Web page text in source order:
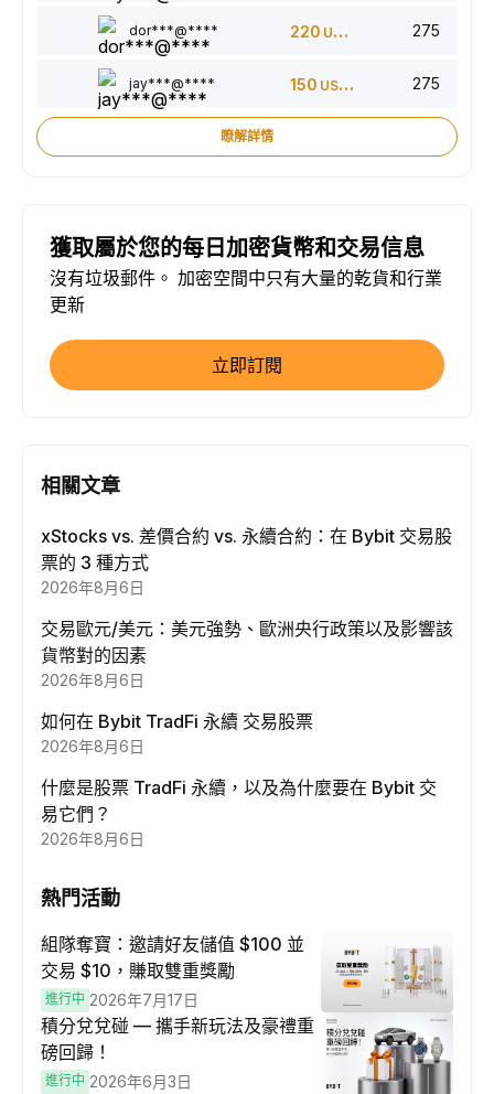
dor***@**** 220 USDT 275
jay***@**** 150 USDT 275
瞭解詳情
獲取屬於您的每日加密貨幣和交易信息
沒有垃圾郵件。 加密空間中只有大量的乾貨和行業
更新
立即訂閱
相關文章
xStocks vs. 差價合約 vs. 永續合約：在 Bybit 交易股
票的 3 種方式
2026年8月6日
交易歐元/美元：美元強勢、歐洲央行政策以及影響該
貨幣對的因素
2026年8月6日
如何在 Bybit TradFi 永續 交易股票
2026年8月6日
什麼是股票 TradFi 永續，以及為什麼要在 Bybit 交
易它們？
2026年8月6日
熱門活動
組隊奪寶：邀請好友儲值 $100 並
交易 $10，賺取雙重獎勵
進行中 2026年7月17日
積分兌兌碰 — 攜手新玩法及豪禮重
磅回歸！
進行中 2026年6月3日